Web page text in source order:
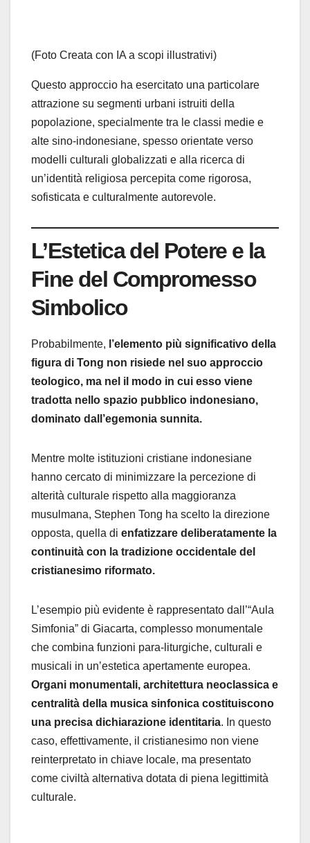
(Foto Creata con IA a scopi illustrativi)
Questo approccio ha esercitato una particolare
attrazione su segmenti urbani istruiti della
popolazione, specialmente tra le classi medie e
alte sino-indonesiane, spesso orientate verso
modelli culturali globalizzati e alla ricerca di
un’identità religiosa percepita come rigorosa,
sofisticata e culturalmente autorevole.
L’Estetica del Potere e la
Fine del Compromesso
Simbolico
Probabilmente, l’elemento più significativo della
figura di Tong non risiede nel suo approccio
teologico, ma nel il modo in cui esso viene
tradotta nello spazio pubblico indonesiano,
dominato dall’egemonia sunnita.
Mentre molte istituzioni cristiane indonesiane
hanno cercato di minimizzare la percezione di
alterità culturale rispetto alla maggioranza
musulmana, Stephen Tong ha scelto la direzione
opposta, quella di enfatizzare deliberatamente la
continuità con la tradizione occidentale del
cristianesimo riformato.
L’esempio più evidente è rappresentato dall’“Aula
Simfonia” di Giacarta, complesso monumentale
che combina funzioni para-liturgiche, culturali e
musicali in un’estetica apertamente europea.
Organi monumentali, architettura neoclassica e
centralità della musica sinfonica costituiscono
una precisa dichiarazione identitaria. In questo
caso, effettivamente, il cristianesimo non viene
reinterpretato in chiave locale, ma presentato
come civiltà alternativa dotata di piena legittimità
culturale.